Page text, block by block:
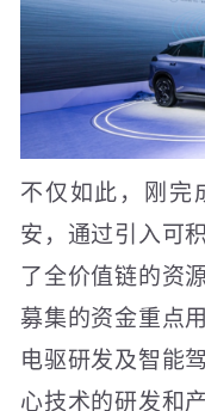
不仅如此，刚完
安，通过引入可
了全价值链的资
募集的资金重点
电驱研发及智能
心技术的研发和